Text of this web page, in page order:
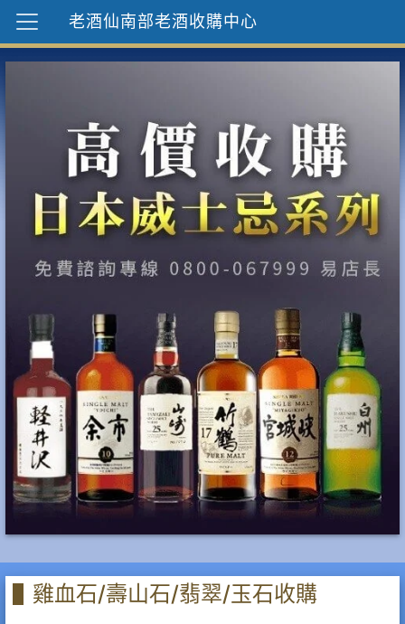
老酒仙南部老酒收購中心
雞血石/壽山石/翡翠/玉石收購